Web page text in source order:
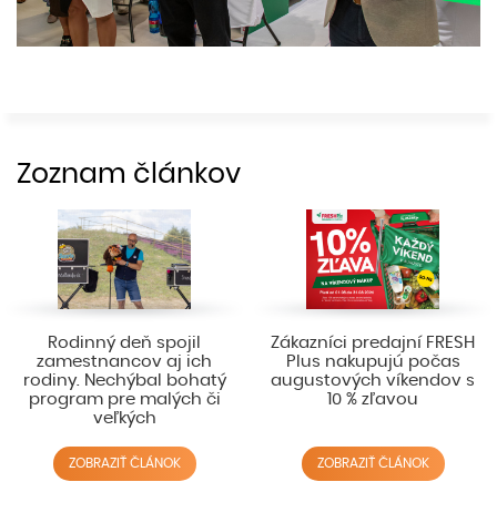
Zoznam článkov
Rodinný deň spojil
zamestnancov aj ich
rodiny. Nechýbal bohatý
program pre malých či
veľkých
ZOBRAZIŤ ČLÁNOK
Zákazníci predajní FRESH
Plus nakupujú počas
augustových víkendov s
10 % zľavou
ZOBRAZIŤ ČLÁNOK